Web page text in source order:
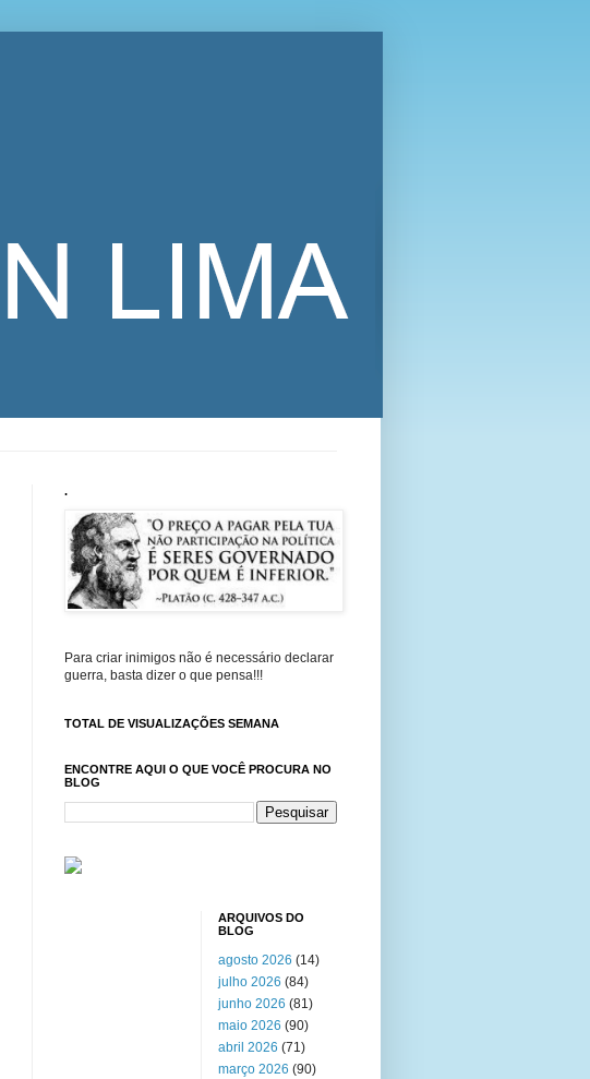
.
Para criar inimigos não é necessário declarar
guerra, basta dizer o que pensa!!!
TOTAL DE VISUALIZAÇÕES SEMANA
ENCONTRE AQUI O QUE VOCÊ PROCURA NO
BLOG
ARQUIVOS DO
BLOG
agosto 2026 (14)
julho 2026 (84)
junho 2026 (81)
maio 2026 (90)
abril 2026 (71)
março 2026 (90)